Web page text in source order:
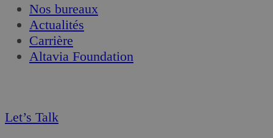
Nos bureaux
Actualités
Carrière
Altavia Foundation
Let’s Talk